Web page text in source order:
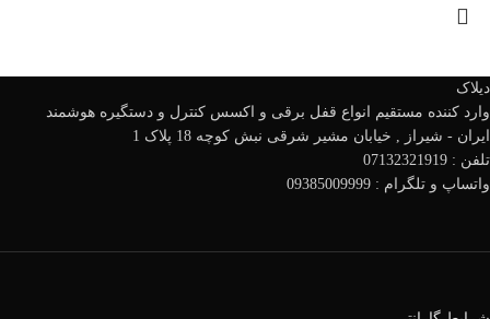
دیلاک
وارد کننده مستقیم انواع قفل برقی و اکسس کنترل و دستگیره هوشمند
ایران - شیراز , خیابان مشیر شرقی نبش کوچه 18 پلاک 1
تلفن : 07132321919
واتساپ و تلگرام : 09385009999